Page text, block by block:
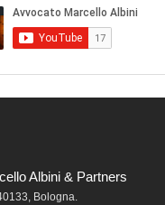
Albini & Partners
Bologna.